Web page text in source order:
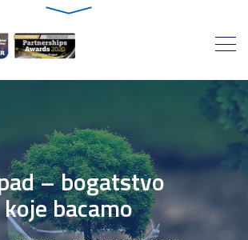
– bogatstvo
koje bacamo